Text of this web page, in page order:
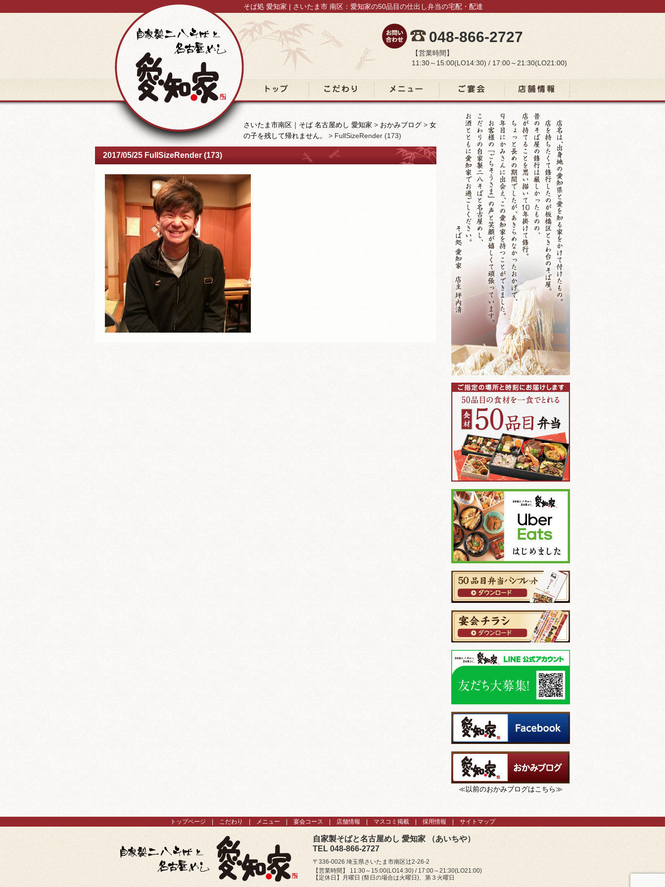
そば処 愛知家 | さいたま市 南区：愛知家の50品目の仕出し弁当の宅配・配達
048-866-2727
【営業時間】
11:30～15:00(LO14:30) / 17:00～21:30(LO21:00)
≪以前のおかみブログはこちら≫
さいたま市南区｜そば 名古屋めし 愛知家 > おかみブログ > 女
の子を残して帰れません。
> FullSizeRender (173)
2017/05/25 FullSizeRender (173)
トップページ こだわり メニュー 宴会コース 店舗情報 マスコミ掲載 採用情報 サイトマップ
自家製そばと名古屋めし 愛知家 （あいちや）
TEL 048-866-2727
〒336-0026 埼玉県さいたま市南区辻2-26-2
【営業時間】 11:30～15:00(LO14:30) / 17:00～21:30(LO21:00)
【定休日】月曜日 (祭日の場合は火曜日)、第３火曜日